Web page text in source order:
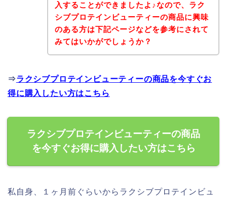
入することができましたよ♪なので、ラク
シブプロテインビューティーの商品に興味
のある方は下記ページなどを参考にされて
みてはいかがでしょうか？
⇒ラクシブプロテインビューティーの商品を今すぐお
得に購入したい方はこちら
ラクシブプロテインビューティーの商品
を今すぐお得に購入したい方はこちら
私自身、１ヶ月前ぐらいからラクシブプロテインビュ